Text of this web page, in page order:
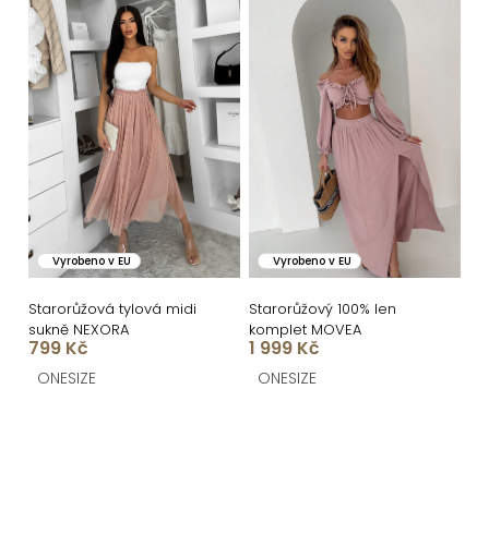
Vyrobeno v EU
Starorůžová tylová midi
sukně NEXORA
799 Kč
ONESIZE
Vyrobeno v EU
Starorůžový 100% len
komplet MOVEA
1 999 Kč
ONESIZE